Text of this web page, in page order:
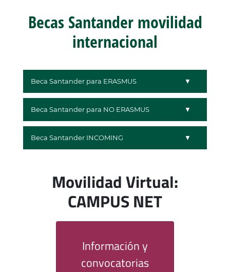
Becas Santander movilidad
internacional
Beca Santander para ERASMUS
Beca Santander para NO ERASMUS
Beca Santander INCOMING
Movilidad Virtual:
CAMPUS NET
Información y
convocatorias